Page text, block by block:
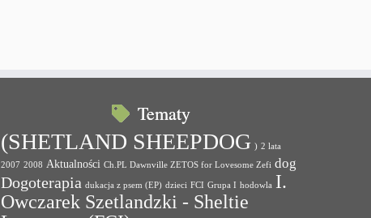
Tematy
(SHETLAND SHEEPDOG ) 2 lata
2007 2008 Aktualności Ch.PL Dawnville ZETOS for Lovesome Zefi dog
Dogoterapia dukacja z psem (EP) dzieci FCI Grupa I hodowla I.
Owczarek Szetlandzki - Sheltie